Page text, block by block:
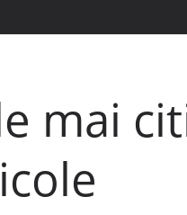
mai